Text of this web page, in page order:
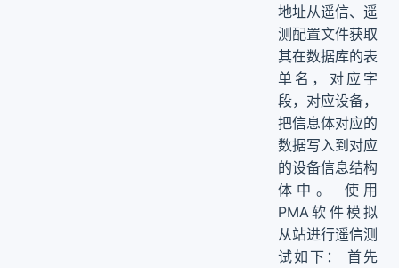
地址从遥信、遥
测配置文件获取
其在数据库的表
单名，对应字
段，对应设备，
把信息体对应的
数据写入到对应
的设备信息结构
体中。 使用
PMA软件模拟
从站进行遥信测
试如下： 首先